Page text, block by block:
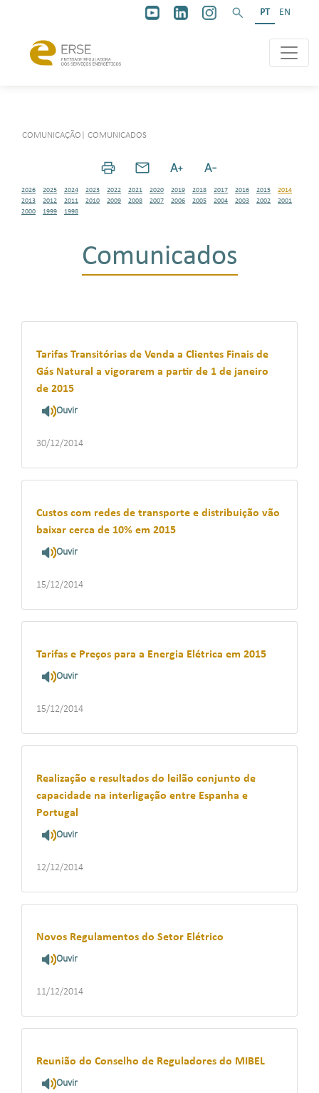
PT EN
COMUNICAÇÃO COMUNICADOS
2026 2025 2024 2023 2022 2021 2020 2019 2018 2017 2016 2015
2014
2013
2012 2011 2010 2009 2008 2007 2006 2005 2004 2003 2002
2001
2000
1999 1998
Comunicados
Tarifas Transitórias de Venda a Clientes Finais de
Gás Natural a vigorarem a partir de 1 de janeiro
de 2015
Ouvir
30/12/2014
Custos com redes de transporte e distribuição vão
baixar cerca de 10% em 2015
Ouvir
15/12/2014
Tarifas e Preços para a Energia Elétrica em 2015
Ouvir
15/12/2014
Realização e resultados do leilão conjunto de
capacidade na interligação entre Espanha e
Portugal
Ouvir
12/12/2014
Novos Regulamentos do Setor Elétrico
Ouvir
11/12/2014
Reunião do Conselho de Reguladores do MIBEL
Ouvir